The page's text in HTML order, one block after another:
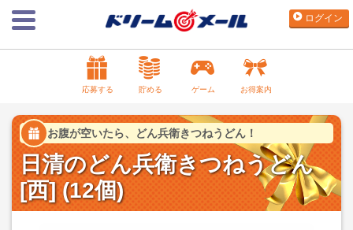
ログイン
応募する 貯める ゲーム お得案内
お腹が空いたら、どん兵衛きつねうどん！
日清のどん兵衛きつねうどん
[西] (12個)